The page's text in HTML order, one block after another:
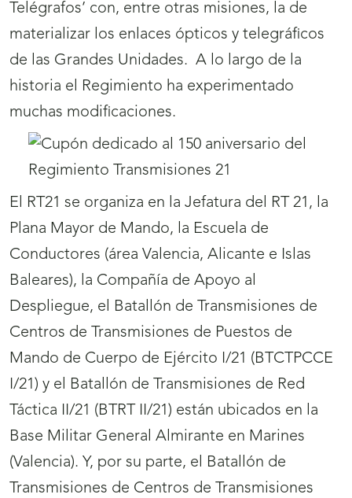
Telégrafos’ con, entre otras misiones, la de
materializar los enlaces ópticos y telegráficos
de las Grandes Unidades. A lo largo de la
historia el Regimiento ha experimentado
muchas modificaciones.
El RT21 se organiza en la Jefatura del RT 21, la
Plana Mayor de Mando, la Escuela de
Conductores (área Valencia, Alicante e Islas
Baleares), la Compañía de Apoyo al
Despliegue, el Batallón de Transmisiones de
Centros de Transmisiones de Puestos de
Mando de Cuerpo de Ejército I/21 (BTCTPCCE
I/21) y el Batallón de Transmisiones de Red
Táctica II/21 (BTRT II/21) están ubicados en la
Base Militar General Almirante en Marines
(Valencia). Y, por su parte, el Batallón de
Transmisiones de Centros de Transmisiones